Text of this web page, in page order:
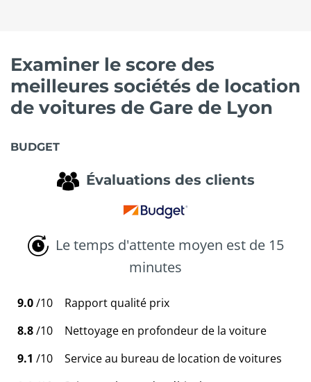
Examiner le score des
meilleures sociétés de location
de voitures de Gare de Lyon
BUDGET
Évaluations des clients
Le temps d'attente moyen est de 15
minutes
9.0/10
Rapport qualité prix
8.8/10
Nettoyage en profondeur de la voiture
9.1 /10
Service au bureau de location de voitures